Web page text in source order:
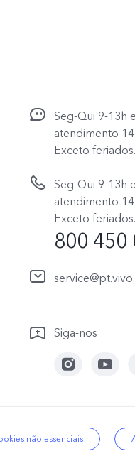
Seg-Qui 9-13h
atendimento
Exceto feriados.
Seg-Qui 9-13h
atendimento
Exceto feriados.
800 450
Siga-nos
| Política de dados Portugal |
não essenciais